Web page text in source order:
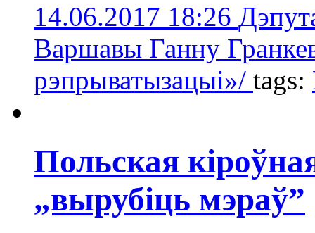
14.06.2017 18:26
Варшавы Ганну
рэпрыватызацыі»/ tags:
Польская
„вырубіць мэраў”